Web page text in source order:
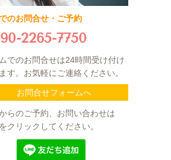
のお問合せ・ご予約
2265-7750
でのお問合せは24時間受け付け
す。お気軽にご連絡ください。
お問合せフォームへ
らのご予約、お問い合わせは
クリックしてください。